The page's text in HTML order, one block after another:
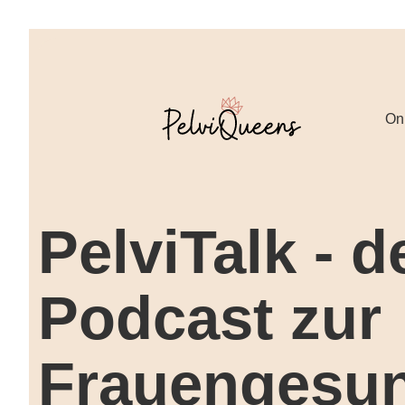
PelviTalk -
Podcast zur